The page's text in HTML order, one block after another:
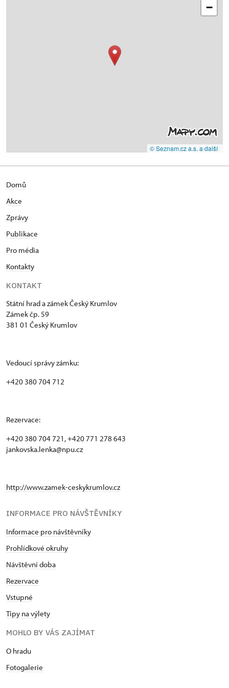
−
© Seznam.cz a.s. a další
Domů
Akce
Zprávy
Publikace
Pro média
Kontakty
KONTAKT
Státní hrad a zámek Český Krumlov
Zámek čp. 59
381 01 Český Krumlov
Vedoucí správy zámku:
+420 380 704 712
Rezervace:
+420 380 704 721, +420 771 278 643
jankovska.lenka@npu.cz
http://www.zamek-ceskykrumlov.cz
INFORMACE PRO NÁVŠTĚVNÍKY
Informace pro návštěvníky
Prohlídkové okruhy
Návštěvní doba
Rezervace
Vstupné
Tipy na výlety
MOHLO BY VÁS ZAJÍMAT
O hradu
Fotogalerie